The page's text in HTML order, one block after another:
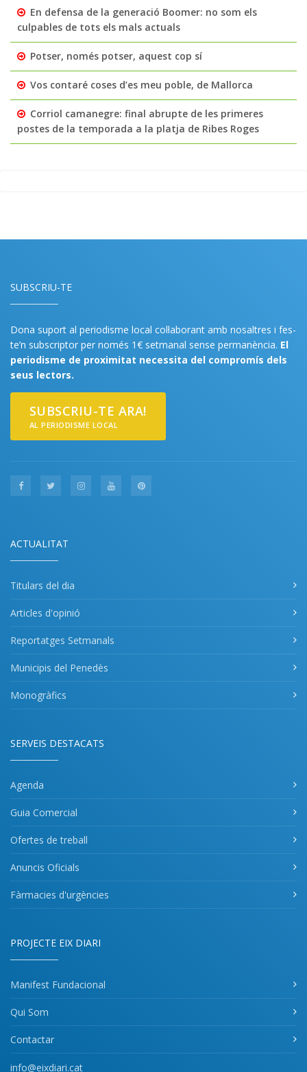
En defensa de la generació Boomer: no som els
culpables de tots els mals actuals
Potser, només potser, aquest cop sí
Vos contaré coses d’es meu poble, de Mallorca
Corriol camanegre: final abrupte de les primeres
postes de la temporada a la platja de Ribes Roges
SUBSCRIU-TE
Dona suport al periodisme local col·laborant amb nosaltres i fes-
te’n subscriptor per només 1€ setmanal sense permanència. El
periodisme de proximitat necessita del compromís dels
seus lectors.
SUBSCRIU-TE ARA!
AL PERIODISME LOCAL
ACTUALITAT
Titulars del dia
Articles d'opinió
Reportatges Setmanals
Municipis del Penedès
Monogràfics
SERVEIS DESTACATS
Agenda
Guia Comercial
Ofertes de treball
Anuncis Oficials
Fàrmacies d'urgències
PROJECTE EIX DIARI
Manifest Fundacional
Qui Som
Contactar
info@eixdiari.cat